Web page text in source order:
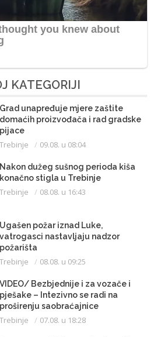
KATEGORIJI
Grad unapređuje mjere zaštite
domaćih proizvođača i rad gradske
pijace
Trebinje 09.08. u 08:04
Nakon dužeg sušnog perioda kiša
konačno stigla u Trebinje
Trebinje 08.08. u 16:43
Ugašen požar iznad Luke,
vatrogasci nastavljaju nadzor
požarišta
Trebinje 08.08. u 09:25
VIDEO/ Bezbjednije i za vozače i
pješake – Intezivno se radi na
proširenju saobraćajnice
Trebinje 07.08. u 18:28